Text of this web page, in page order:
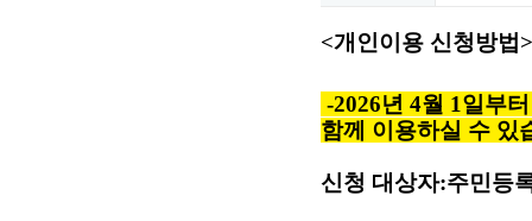
<개인이용 신청방법 >
-2026년 4월 1일부
함께 이용하실 수 있
신청 대상자:주민등